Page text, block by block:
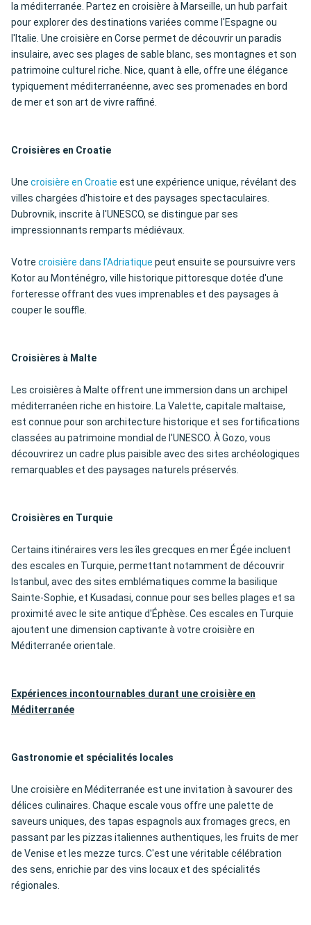
la méditerranée. Partez en croisière à Marseille, un hub parfait
pour explorer des destinations variées comme l'Espagne ou
l'Italie. Une croisière en Corse permet de découvrir un paradis
insulaire, avec ses plages de sable blanc, ses montagnes et son
patrimoine culturel riche. Nice, quant à elle, offre une élégance
typiquement méditerranéenne, avec ses promenades en bord
de mer et son art de vivre raffiné.
Croisières en Croatie
Une croisière en Croatie est une expérience unique, révélant des
villes chargées d'histoire et des paysages spectaculaires.
Dubrovnik, inscrite à l'UNESCO, se distingue par ses
impressionnants remparts médiévaux.
Votre croisière dans l’Adriatique peut ensuite se poursuivre vers
Kotor au Monténégro, ville historique pittoresque dotée d'une
forteresse offrant des vues imprenables et des paysages à
couper le souffle.
Croisières à Malte
Les croisières à Malte offrent une immersion dans un archipel
méditerranéen riche en histoire. La Valette, capitale maltaise,
est connue pour son architecture historique et ses fortifications
classées au patrimoine mondial de l'UNESCO. À Gozo, vous
découvrirez un cadre plus paisible avec des sites archéologiques
remarquables et des paysages naturels préservés.
Croisières en Turquie
Certains itinéraires vers les îles grecques en mer Égée incluent
des escales en Turquie, permettant notamment de découvrir
Istanbul, avec des sites emblématiques comme la basilique
Sainte-Sophie, et Kusadasi, connue pour ses belles plages et sa
proximité avec le site antique d'Éphèse. Ces escales en Turquie
ajoutent une dimension captivante à votre croisière en
Méditerranée orientale.
Expériences incontournables durant une croisière en
Méditerranée
Gastronomie et spécialités locales
Une croisière en Méditerranée est une invitation à savourer des
délices culinaires. Chaque escale vous offre une palette de
saveurs uniques, des tapas espagnols aux fromages grecs, en
passant par les pizzas italiennes authentiques, les fruits de mer
de Venise et les mezze turcs. C'est une véritable célébration
des sens, enrichie par des vins locaux et des spécialités
régionales.